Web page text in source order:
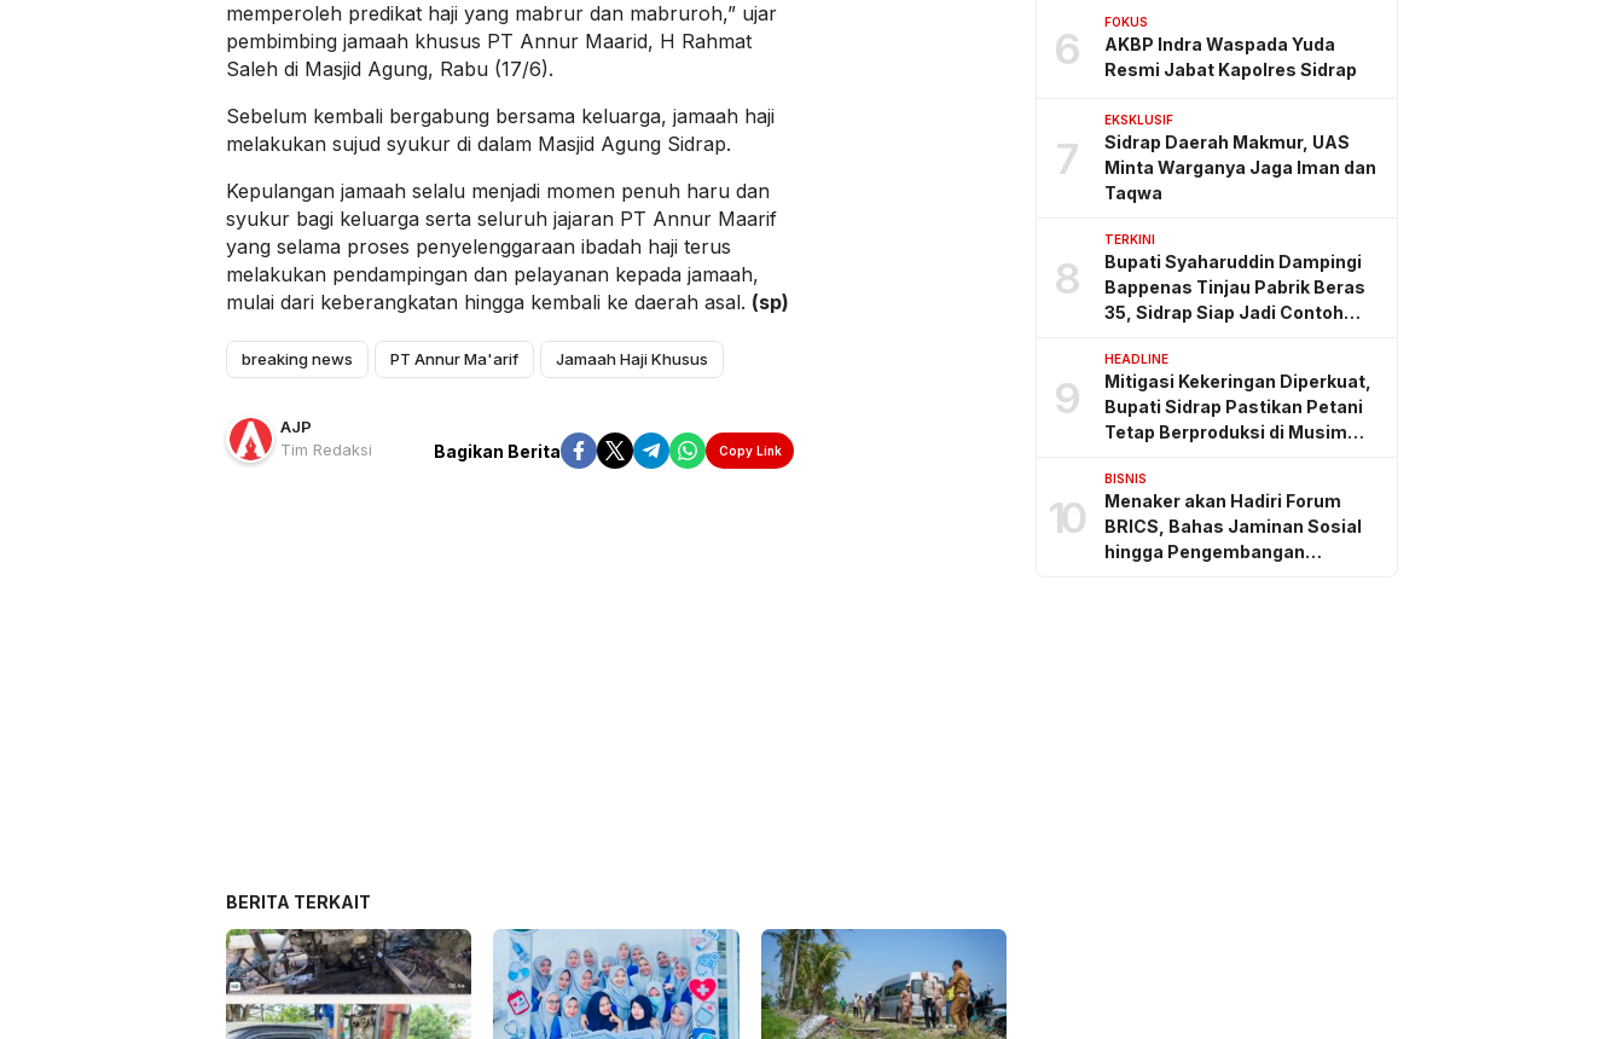
memperoleh predikat haji yang mabrur dan mabruroh,” ujar
pembimbing jamaah khusus PT Annur Maarid, H Rahmat
Saleh di Masjid Agung, Rabu (17/6).
Sebelum kembali bergabung bersama keluarga, jamaah haji
melakukan sujud syukur di dalam Masjid Agung Sidrap.
Kepulangan jamaah selalu menjadi momen penuh haru dan
syukur bagi keluarga serta seluruh jajaran PT Annur Maarif
yang selama proses penyelenggaraan ibadah haji terus
melakukan pendampingan dan pelayanan kepada jamaah,
mulai dari keberangkatan hingga kembali ke daerah asal. (sp)
breaking news PT Annur Ma'arif Jamaah Haji Khusus
AJP
Tim Redaksi
Bagikan Berita Copy Link
BERITA TERKAIT
6
FOKUS
AKBP Indra Waspada Yuda
Resmi Jabat Kapolres Sidrap
7
EKSKLUSIF
Sidrap Daerah Makmur, UAS
Minta Warganya Jaga Iman dan
Taqwa
8
TERKINI
Bupati Syaharuddin Dampingi
Bappenas Tinjau Pabrik Beras
35, Sidrap Siap Jadi Contoh
9
HEADLINE
Mitigasi Kekeringan Diperkuat,
Bupati Sidrap Pastikan Petani
Tetap Berproduksi di Musim
10
BISNIS
Menaker akan Hadiri Forum
BRICS, Bahas Jaminan Sosial
hingga Pengembangan